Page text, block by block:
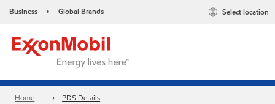
Business • Global Brands Select location
Home PDS Details